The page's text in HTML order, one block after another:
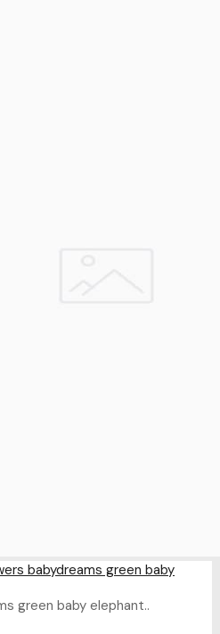
babydreams green baby
green baby elephant..